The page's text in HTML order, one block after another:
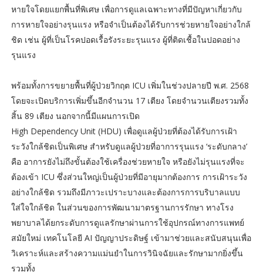
หายใจโดยแยกพื้นที่พิเศษ เพื่อการดูแลเฉพาะทางที่มีปัญหาเกี่ยวกับ
การหายใจอย่างรุนแรง หรือจำเป็นต้องได้รับการช่วยหายใจอย่างใกล้
ชิด เช่น ผู้ที่เป็นโรคปอดเรื้อรังระยะรุนแรง ผู้ที่ติดเชื้อในปอดอย่าง
รุนแรง
พร้อมทั้งการขยายพื้นที่ผู้ป่วยวิกฤต ICU เพิ่มในช่วงปลายปี พ.ศ. 2568
โดยจะเปิดบริการเพิ่มขึ้นอีกจำนวน 17 เตียง โดยจำนวนเตียงรวมทั้ง
สิ้น 89 เตียง นอกจากนี้มีแผนการเปิด
High Dependency Unit (HDU) เพื่อดูแลผู้ป่วยที่ต้องได้รับการเฝ้า
ระวังใกล้ชิดเป็นพิเศษ สำหรับดูแลผู้ป่วยที่อาการรุนแรง ‘ระดับกลาง’
คือ อาการยังไม่ถึงขั้นต้องใช้เครื่องช่วยหายใจ หรือยังไม่รุนแรงที่จะ
ต้องเข้า ICU ซึ่งส่วนใหญ่เป็นผู้ป่วยที่มีอายุมากต้องการ การเฝ้าระวัง
อย่างใกล้ชิด รวมถึงมีภาวะเปราะบางและต้องการการบริบาลแบบ
ใส่ใจใกล้ชิด ในส่วนของการพัฒนามาตรฐานการรักษา ทางโรง
พยาบาลได้ยกระดับการดูแลรักษาผ่านการใช้อุปกรณ์ทางการแพทย์
สมัยใหม่ เทคโนโลยี AI ปัญญาประดิษฐ์ เข้ามาช่วยและสนับสนุนเพื่อ
วิเคราะห์และสร้างความแม่นยำในการวินิจฉัยและรักษามากยิ่งขึ้น
รวมทั้ง